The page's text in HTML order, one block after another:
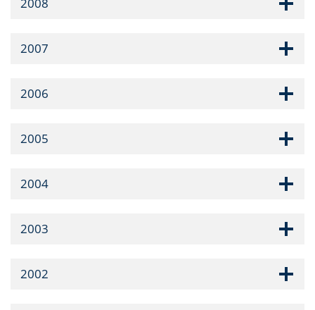
2008
2007
2006
2005
2004
2003
2002